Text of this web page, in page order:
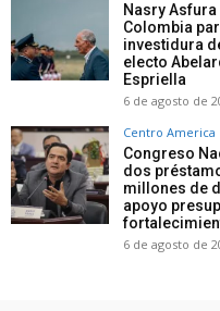
Nasry
Colombia
investidura
electo
Espriella
6 de agosto de
Centro America
Congreso
dos
millones de
apoyo
6 de agosto de